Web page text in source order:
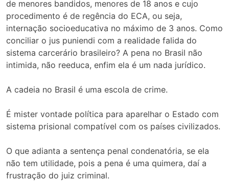
de menores bandidos, menores de 18 anos e cujo
procedimento é de regência do ECA, ou seja,
internação socioeducativa no máximo de 3 anos. Como
conciliar o jus puniendi com a realidade falida do
sistema carcerário brasileiro? A pena no Brasil não
intimida, não reeduca, enfim ela é um nada jurídico.
A cadeia no Brasil é uma escola de crime.
É mister vontade política para aparelhar o Estado com
sistema prisional compatível com os países civilizados.
O que adianta a sentença penal condenatória, se ela
não tem utilidade, pois a pena é uma quimera, daí a
frustração do juiz criminal.